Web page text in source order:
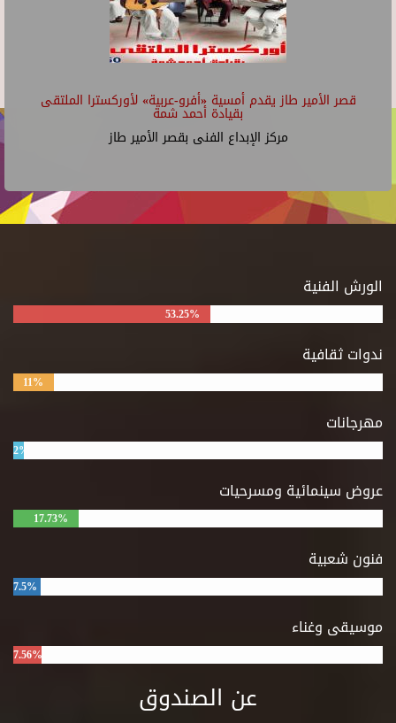
قصر الأمير طاز يقدم أمسية «أفرو-عربية» لأوركسترا الملتقى
بقيادة أحمد شمة
مركز الإبداع الفنى بقصر الأمير طاز
الورش الفنية
53.25%
ندوات ثقافية
11%
مهرجانات
2%
عروض سينمائية ومسرحيات
17.73%
فنون شعبية
7.5%
موسيقى وغناء
7.56%
عن الصندوق